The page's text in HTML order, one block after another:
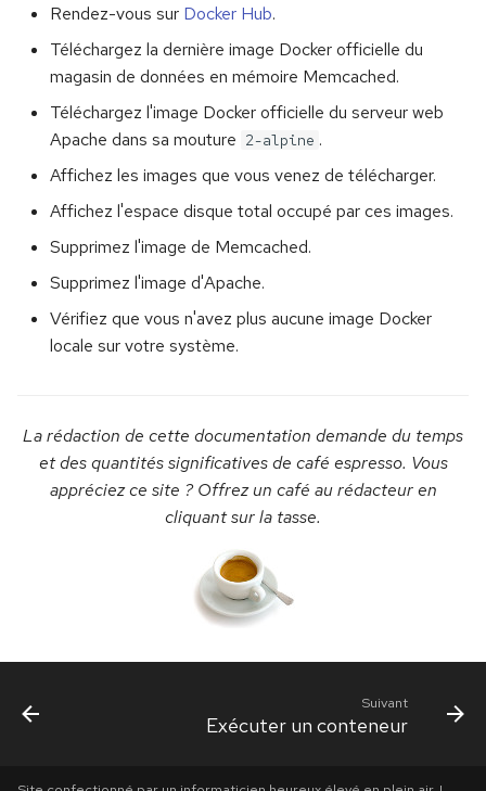
Rendez-vous sur Docker Hub.
Téléchargez la dernière image Docker officielle du
magasin de données en mémoire Memcached.
Téléchargez l'image Docker officielle du serveur web
Apache dans sa mouture 2-alpine .
Affichez les images que vous venez de télécharger.
Affichez l'espace disque total occupé par ces images.
Supprimez l'image de Memcached.
Supprimez l'image d'Apache.
Vérifiez que vous n'avez plus aucune image Docker
locale sur votre système.
La rédaction de cette documentation demande du temps
et des quantités significatives de café espresso. Vous
appréciez ce site ? Offrez un café au rédacteur en
cliquant sur la tasse.
Suivant
Exécuter un conteneur